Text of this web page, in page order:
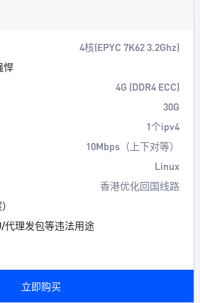
4核(EPYC 7K62 3.2Ghz)
悍
4G (DDR4 ECC)
30G
1个ipv4
10Mbps（上下对等）
Linux
香港优化回国线路
代理发包等违法用途
立即购买